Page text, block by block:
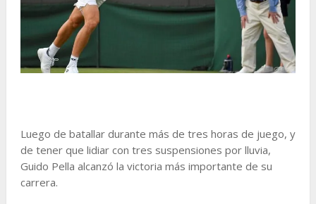
Luego de batallar durante más de tres horas de juego, y
de tener que lidiar con tres suspensiones por lluvia,
Guido Pella alcanzó la victoria más importante de su
carrera.